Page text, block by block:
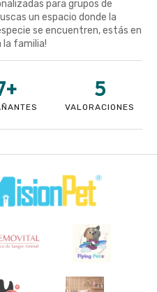
para grupos de
un espacio donde la
se encuentren, estás en
la familia!
+
VALORACIONES
5